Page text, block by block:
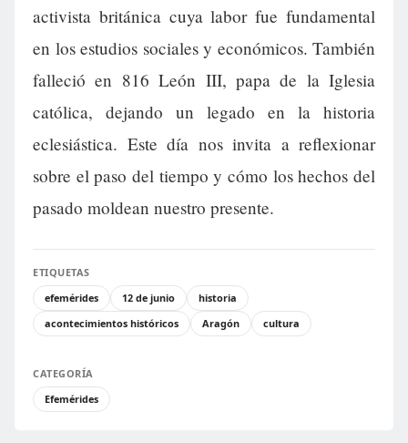
activista británica cuya labor fue fundamental
en los estudios sociales y económicos. También
falleció en 816 León III, papa de la Iglesia
católica, dejando un legado en la historia
eclesiástica. Este día nos invita a reflexionar
sobre el paso del tiempo y cómo los hechos del
pasado moldean nuestro presente.
ETIQUETAS
efemérides
12 de junio
historia
acontecimientos históricos
Aragón cultura
CATEGORÍA
Efemérides